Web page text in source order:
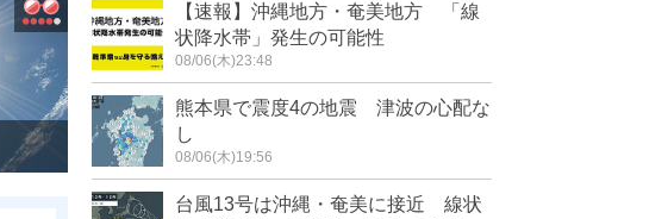
【速報】沖縄地方・奄美地方 「線
状降水帯」発生の可能性
08/06(木)23:48
熊本県で震度4の地震 津波の心配な
し
08/06(木)19:56
台風13号は沖縄・奄美に接近 線状